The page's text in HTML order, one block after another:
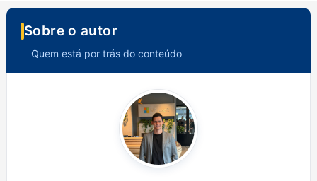
Sobre o autor
Quem está por trás do conteúdo